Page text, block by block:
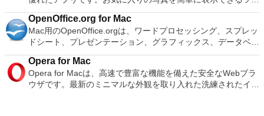
amazing presentations both quickly and easily. The software
uses a simple drag and drop interface with a clean and well
designed format panel and toolbar. Keynote automatically
saves your presentation as you make changes and with
iCloud you can access and edit your work from your Mac,
iPad, iPhone, iPod Touch and iCloud.com. You can import a
varied range of media types including; JPEG, TIFF, PNG,
PSD, EPS, PDF, AIFF, MP3, AAC, and MOV. When you have
ーのネットワークIDを入力するだけで、接続はほぼ瞬時に確立
されます。または、接続を確立する必要があるコンピューター
の名前を入力することもできます。ユーザーは、両方のマシン
でターミナルサービスがアクティブになっていることを確認す
る必要があります。そうでない場合、接続プロンプトは拒否さ
れます。個人的な好みを選択または構成することも可能です。
これには、コンピューターの両方でハードドライブにアクセス
できるようにすることや、マシンの解像度を選択することが含
ルが多数用意されています。 ユーザーインターフェイスの外
観は基本的ですが、いくつかのテーマを選択することができま
す。これらのテーマは、この機能的なアプリに少しの色と多様
性を追加します。画像をクリックすると、サイズ変更、トリミ
ング、色調整、目の補正、シャープ、ぼかしなどの一般的なツ
ールを使用してすぐに編集を開始できます。編集が完了した
ら、画像を同じ場所に保存するか、個別に保存することを選択
できます。写真は、Facebook、Twitter、Picasa、Flickrなどの
OpenOffice.org for Mac
Mac用のOpenOffice.orgは、ワードプロセッシング、スプレッ
ドシート、プレゼンテーション、グラフィックス、データベー
ス向けの主要なオープンソースのオフィスソフトウェアスイー
トです。このアプリケーションは多くの言語で利用可能で、す
べての一般的なコンピューターで動作します。 素晴らしいソ
フトウェア Mac用OpenOffice.orgは、20年以上にわたるソフ
Opera for Mac
Opera for Macは、高速で豊富な機能を備えた安全なWebブラ
ウザです。最新のミニマルな外観を取り入れた洗練されたイン